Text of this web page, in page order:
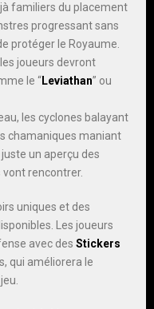
familiers du placement
progressant sans
protéger le Royaume.
joueurs devront
le “Leviathan” ou
les cyclones balayant
chamaniques maniant
un aperçu des
vont rencontrer.
uniques et des
Les joueurs
avec des Stickers
qui améliorera le